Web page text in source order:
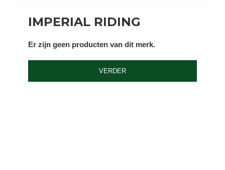
IMPERIAL RIDING
Er zijn geen producten van dit merk.
VERDER